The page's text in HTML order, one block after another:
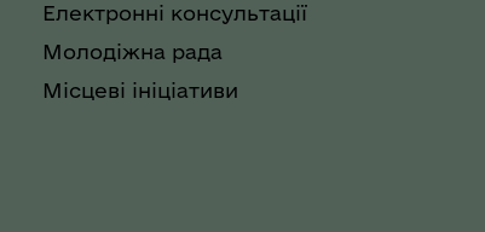
Електронні консультації
Молодіжна рада
Місцеві ініціативи